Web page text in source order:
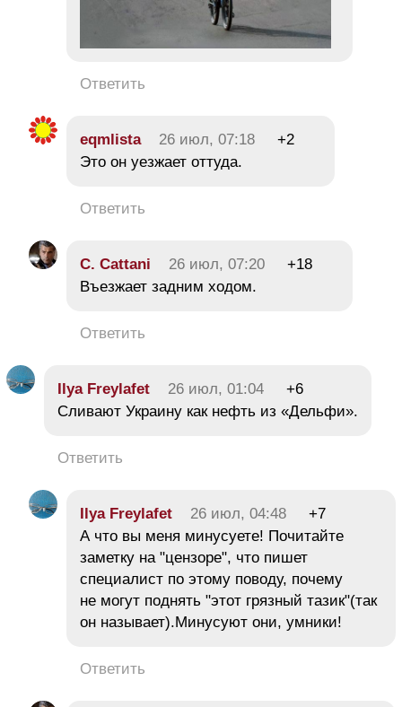
Ответить
eqmlista 26 июл, 07:18
+2
Это он уезжает оттуда.
Ответить
C. Cattani 26 июл, 07:20
+18
Въезжает задним ходом.
Ответить
Ilya Freylafet 26 июл, 01:04
+6
Сливают Украину как нефть из «Дельфи».
Ответить
Ilya Freylafet 26 июл, 04:48
+7
А что вы меня минусуете! Почитайте
заметку на "цензоре", что пишет
специалист по этому поводу, почему
не могут поднять "этот грязный тазик"(так
он называет).Минусуют они, умники!
Ответить